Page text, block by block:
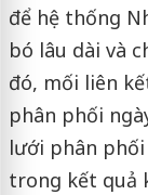
để hệ thống
bó lâu dài và
đó, mối liên
phân phối
lưới phân
trong kết quả